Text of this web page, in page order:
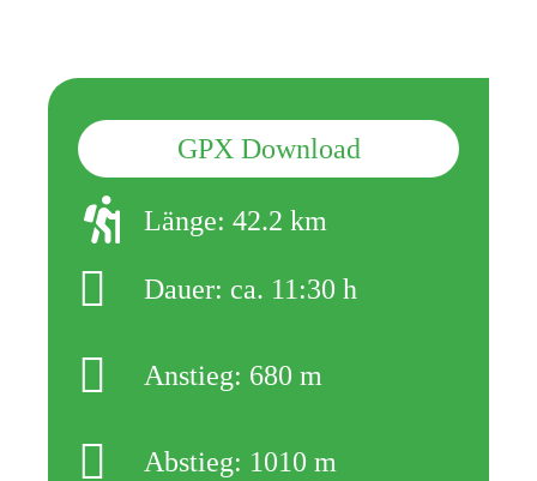
GPX Download
Länge: 42.2 km
Dauer: ca. 11:30 h
Anstieg: 680 m
Abstieg: 1010 m